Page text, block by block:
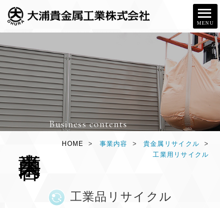
MENU
Business contents
HOME > 事業内容 > 貴金属リサイクル
>
工業用リサイクル
工業品リサイクル